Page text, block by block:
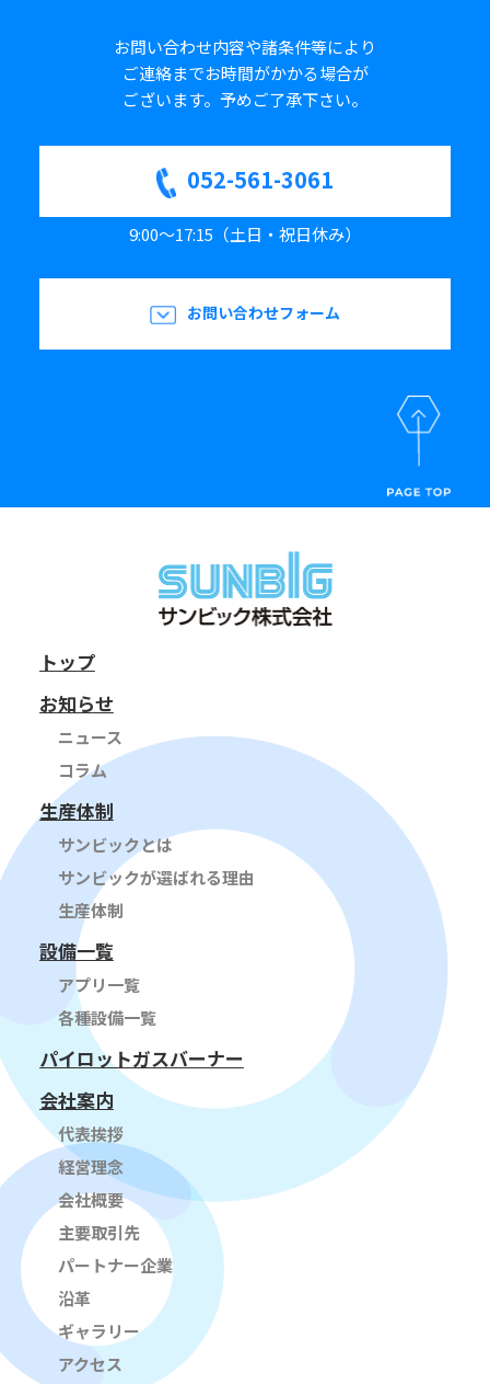
お問い合わせ内容や諸条件等により
ご連絡までお時間がかかる場合が
ございます。 予めご了承下さい。
052-561-3061
9:00～17:15（土日・祝日休み）
お問い合わせフォーム
トップ
お知らせ
ニュース
コラム
生産体制
サンビックとは
サンビックが選ばれる理由
生産体制
設備一覧
アプリ一覧
各種設備一覧
パイロットガスバーナー
会社案内
代表挨拶
経営理念
会社概要
主要取引先
パートナー企業
沿革
ギャラリー
アクセス